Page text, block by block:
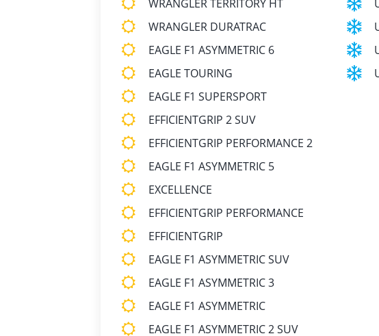
WRANGLER TERRITORY HT
WRANGLER DURATRAC
EAGLE F1 ASYMMETRIC 6
EAGLE TOURING
EAGLE F1 SUPERSPORT
EFFICIENTGRIP 2 SUV
EFFICIENTGRIP PERFORMANCE 2
EAGLE F1 ASYMMETRIC 5
EXCELLENCE
EFFICIENTGRIP PERFORMANCE
EFFICIENTGRIP
EAGLE F1 ASYMMETRIC SUV
EAGLE F1 ASYMMETRIC 3
EAGLE F1 ASYMMETRIC
EAGLE F1 ASYMMETRIC 2 SUV